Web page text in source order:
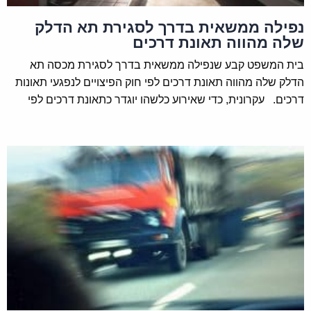
בחוק:
בפשרה אשר הושגה לפני שהוגשה תביעה לבית המשפט
שכר טרחת עורך דין יעמוד על 8% בתוספת מע"מ מסכום
הפשרה.
בפשרה אשר הושגה אחרי שהוגשה תביעה לבית המשפט
אם לא הושגה פשרה וניתן פסק דין– שכר טרחת עורך הדין
יעמוד על 13% בתוספת מע"מ מהסכום שנפסק.
הנה כי כן, מעבר להיות חוק הפיצויים הינו סוציאלי בכל
הנוגע לכך שאין כל צורך בהוכחה של "אשם" לצורך
קבלת פיצוי, הרי שזו גם הדרך שהותוותה בכל הנוגע
לקביעת שכר הטרחה. יש לציין, כי בסופו של ההליך
פרט לפיצוי לו זכאי נפגע, פוסק בית המשפט גם את
שכרו של עורך הדין ומחייב את חברת הביטוח לשאת בו.
נפילה ממשאית בדרך לסגירת תא הדלק
שלה מהווה תאונת דרכים
בית המשפט קבע שנפילה ממשאית בדרך לסגירת מכסה תא
הדלק שלה מהווה תאונת דרכים לפי חוק הפיצויים לנפגעי תאונות
דרכים. עקרונית, כדי שאירוע כלשהו יוגדר כתאונת דרכים לפי